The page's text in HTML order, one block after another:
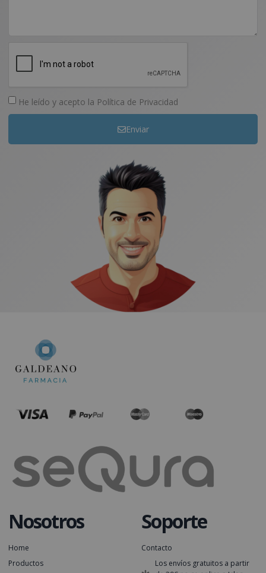
He leído y acepto la Política de Privacidad
Enviar
Nosotros
Home
Productos
Soporte
Contacto
Los envíos gratuitos a partir